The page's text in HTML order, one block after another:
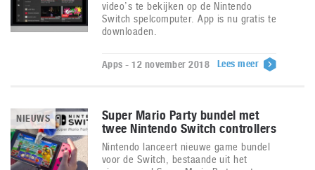
video’s te bekijken op de Nintendo
Switch spelcomputer. App is nu gratis te
downloaden.
Apps - 12 november 2018 Lees meer
NIEUWS
Super Mario Party bundel met
twee Nintendo Switch controllers
Nintendo lanceert nieuwe game bundel
voor de Switch, bestaande uit het